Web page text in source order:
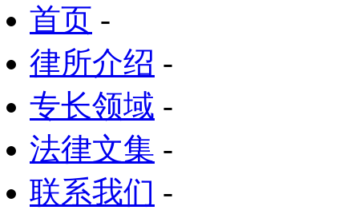
首页 -
律所介绍 -
专长领域 -
法律文集 -
联系我们 -